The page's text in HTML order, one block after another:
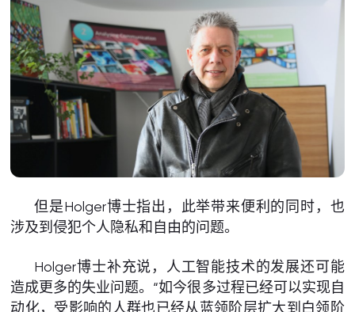
但是Holger博士指出，此举带来便利的同时，也
涉及到侵犯个人隐私和自由的问题。
Holger博士补充说，人工智能技术的发展还可能
造成更多的失业问题。“如今很多过程已经可以实现自
动化，受影响的人群也已经从蓝领阶层扩大到白领阶